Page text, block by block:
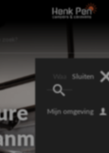
Sluiten
Mijn omgeving